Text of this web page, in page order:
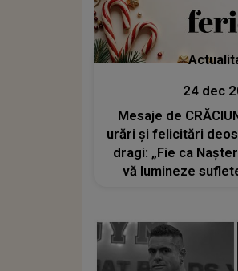
24 dec
Mesaje de
urări și felicitări
dragi: „Fie ca
vă lumineze